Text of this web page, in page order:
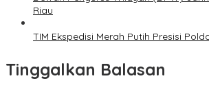
Riau
TIM Ekspedisi Merah Putih Presisi
Tinggalkan Balasan